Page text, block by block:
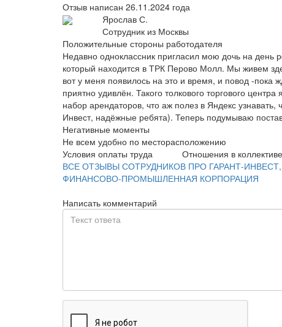
Отзыв написан 26.11.2024 года
Ярослав С.
Сотрудник из Москвы
Положительные стороны работодателя
Недавно одноклассник пригласил мою дочь на день
который находится в ТРК Перово Молл. Мы живем
вот у меня появилось на это и время, и повод -пока
приятно удивлён. Такого толкового торгового
набор арендаторов, что аж полез в Яндекс
Инвест, надёжные ребята). Теперь подумываю
Негативные моменты
Не всем удобно по месторасположению
Условия оплаты труда
Отношения в коллективе
ВСЕ ОТЗЫВЫ СОТРУДНИКОВ ПРО ГАРАНТ-ИНВЕСТ,
ФИНАНСОВО-ПРОМЫШЛЕННАЯ КОРПОРАЦИЯ
Написать комментарий